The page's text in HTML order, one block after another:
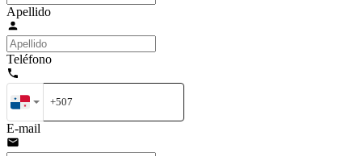
Apellido
Teléfono
E-mail